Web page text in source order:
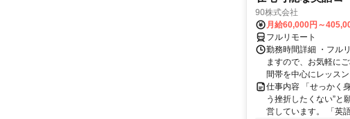
90株式会社
月給60,000円～
フルリモート
勤務時間詳細 ・フル
ますので、お気軽に
間帯を中心にレッス
仕事内容 「せっかく
う挫折したくない”と
営しています。 「英